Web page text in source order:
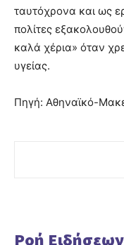
ταυτόχρονα και ως
πολίτες
καλά χέρια» όταν
υγείας.
Πηγή: Αθηναϊκό-
Ροή Ειδήσεων